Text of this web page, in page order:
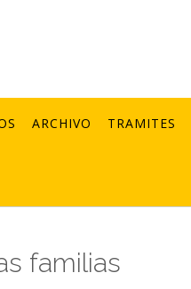
ARCHIVO TRAMITES
familias